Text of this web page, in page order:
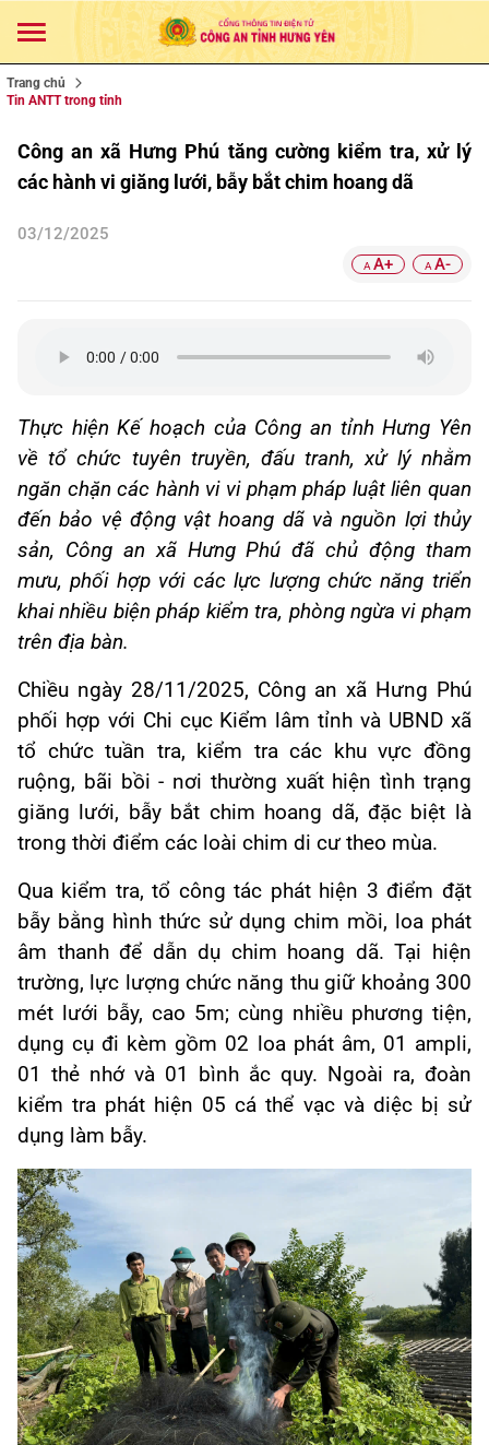
Trang chủ
Tin ANTT trong tỉnh
Công an xã Hưng Phú tăng cường kiểm tra, xử lý
các hành vi giăng lưới, bẫy bắt chim hoang dã
03/12/2025
A A+ A A-
Thực hiện Kế hoạch của Công an tỉnh Hưng Yên
về tổ chức tuyên truyền, đấu tranh, xử lý nhằm
ngăn chặn các hành vi vi phạm pháp luật liên quan
đến bảo vệ động vật hoang dã và nguồn lợi thủy
sản, Công an xã Hưng Phú đã chủ động tham
mưu, phối hợp với các lực lượng chức năng triển
khai nhiều biện pháp kiểm tra, phòng ngừa vi phạm
trên địa bàn.
Chiều ngày 28/11/2025, Công an xã Hưng Phú
phối hợp với Chi cục Kiểm lâm tỉnh và UBND xã
tổ chức tuần tra, kiểm tra các khu vực đồng
ruộng, bãi bồi - nơi thường xuất hiện tình trạng
giăng lưới, bẫy bắt chim hoang dã, đặc biệt là
trong thời điểm các loài chim di cư theo mùa.
Qua kiểm tra, tổ công tác phát hiện 3 điểm đặt
bẫy bằng hình thức sử dụng chim mồi, loa phát
âm thanh để dẫn dụ chim hoang dã. Tại hiện
trường, lực lượng chức năng thu giữ khoảng 300
mét lưới bẫy, cao 5m; cùng nhiều phương tiện,
dụng cụ đi kèm gồm 02 loa phát âm, 01 ampli,
01 thẻ nhớ và 01 bình ắc quy. Ngoài ra, đoàn
kiểm tra phát hiện 05 cá thể vạc và diệc bị sử
dụng làm bẫy.